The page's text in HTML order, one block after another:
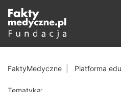
FaktyMedyczne Platforma
Tematyka: